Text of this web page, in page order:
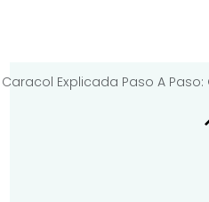
Explicada Paso A